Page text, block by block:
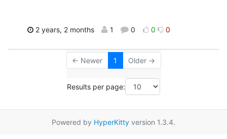
2 years, 2 months 1 0 0 0
← Newer 1 Older →
Results per page:
Powered by HyperKitty version 1.3.4.